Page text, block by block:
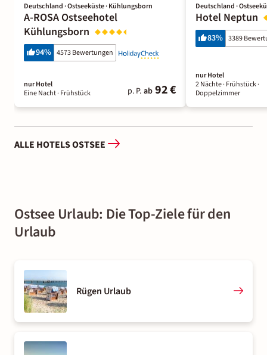
Deutschland · Ostseeküste · Kühlungsborn
A-ROSA Ostseehotel
Kühlungsborn
94% 4573 Bewertungen
nur Hotel
Eine Nacht· Frühstück p. P. ab 92 €
Deutschland ·
Hotel Neptun
83% 3389
nur Hotel
2 Nächte· Frühstück·
Doppelzimmer
ALLE HOTELS OSTSEE
Ostsee Urlaub: Die Top-Ziele für den
Urlaub
Rügen Urlaub